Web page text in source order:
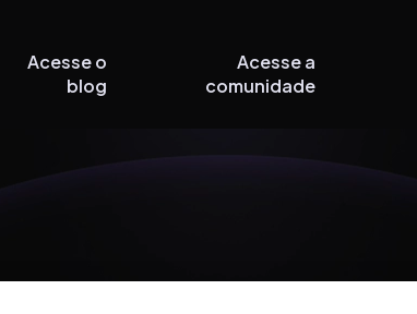
Acesse o
blog
Acesse a
comunidade